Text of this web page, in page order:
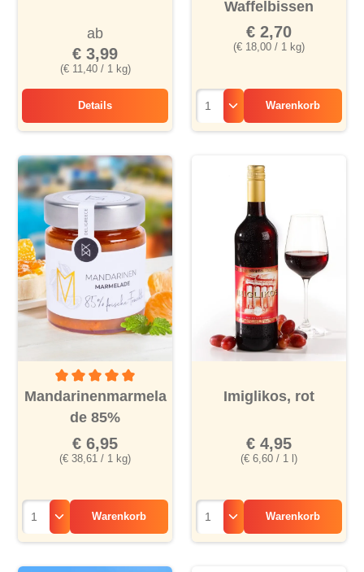
(€ 11,40 / 1 kg)
ab
€ 3,99
Details
Waffelbissen
(€ 18,00 / 1 kg)
€ 2,70
Warenkorb
Durchschnittliche Bewertung von 5 von 5 Sternen
Mandarinenmarmela
de 85%
(€ 38,61 / 1 kg)
€ 6,95
Warenkorb
Imiglikos, rot
(€ 6,60 / 1 l)
€ 4,95
Warenkorb